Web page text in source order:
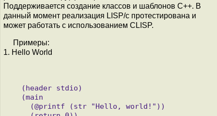
Поддерживается создание классов и шаблонов C++. В
данный момент реализация LISP/c протестирована и
может работать с использованием CLISP.
Примеры:
1. Hello World